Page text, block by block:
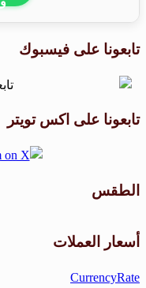
تابعونا على فيسبوك
تابعونا على اكس تويتر
الطقس
أسعار العملات
CurrencyRate